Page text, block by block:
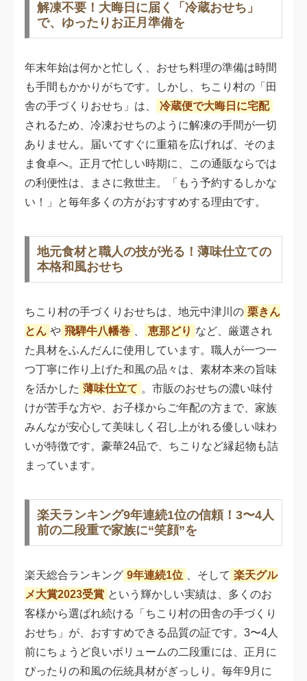
解凍不要！大晦日に届く「冷蔵おせち」
で、ゆったりお正月準備を
年末年始は何かと忙しく、おせち料理の準備は時間
も手間もかかりがちです。しかし、ちこり村の「田
舎の手づくりおせち」は、
冷蔵便で大晦日に宅配
されるため、冷凍おせちのように解凍の手間が一切
ありません。届いてすぐに重箱を広げれば、そのま
ま食卓へ。正月で忙しい時期に、この通販ならでは
の利便性は、まさに救世主。「もう予約するしかな
い！」と毎年多くの方がおすすめする理由です。
地元食材と職人の技が光る！薄味仕立ての
本格和風おせち
ちこり村の手づくりおせちは、地元中津川の 栗きん
とん や 飛騨牛八幡巻 恵那どり など、厳選され
た具材をふんだんに使用しています。職人が一つ一
つ丁寧に作り上げた和風の品々は、素材本来の旨味
を活かした 薄味仕立て 。市販のおせちの濃い味付
けが苦手な方や、お子様からご年配の方まで、家族
みんなが安心して美味しく召し上がれる優しい味わ
いが特徴です。豪華24品で、ちこりなど縁起物も詰
まっています。
楽天ランキング9年連続1位の信頼！3〜4人
前の二段重で家族に“笑顔”を
楽天総合ランキング 9年連続1位 、そして 楽天グル
メ大賞2023受賞 という輝かしい実績は、多くのお
客様から選ばれ続ける「ちこり村の田舎の手づくり
おせち」が、おすすめできる品質の証です。3〜4人
前にちょうど良いボリュームの二段重には、正月に
ぴったりの和風の伝統具材がぎっしり。毎年9月に